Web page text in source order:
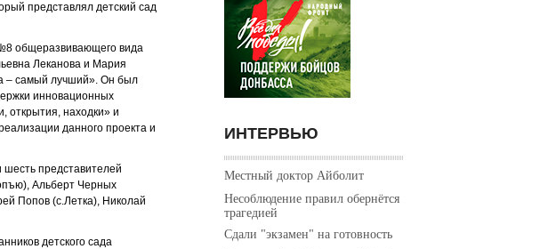
представлял детский сад
общеразвивающего вида
Леканова и Мария
– самый лучший». Он был
инновационных
открытия, находки» и
данного проекта и
представителей
Альберт Черных
Попов (с.Летка), Николай
детского сада
ИНТЕРВЬЮ
Местный доктор Айболит
Несоблюдение правил обернётся
трагедией
Сдали "экзамен" на готовность